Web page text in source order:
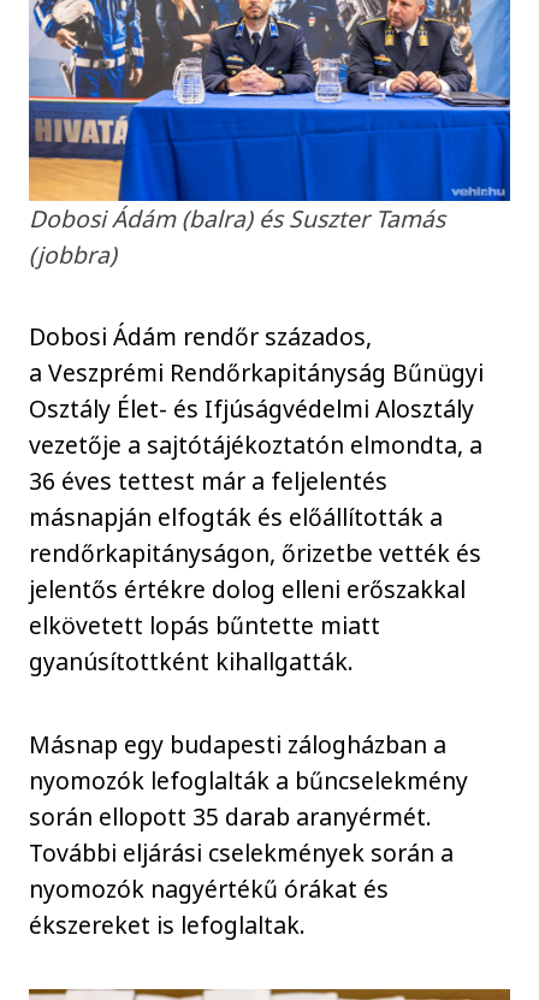
Dobosi Ádám (balra) és Suszter Tamás
(jobbra)
Dobosi Ádám rendőr százados,
a Veszprémi Rendőrkapitányság Bűnügyi
Osztály Élet- és Ifjúságvédelmi Alosztály
vezetője a sajtótájékoztatón elmondta, a
36 éves tettest már a feljelentés
másnapján elfogták és előállították a
rendőrkapitányságon, őrizetbe vették és
jelentős értékre dolog elleni erőszakkal
elkövetett lopás bűntette miatt
gyanúsítottként kihallgatták.
Másnap egy budapesti zálogházban a
nyomozók lefoglalták a bűncselekmény
során ellopott 35 darab aranyérmét.
További eljárási cselekmények során a
nyomozók nagyértékű órákat és
ékszereket is lefoglaltak.